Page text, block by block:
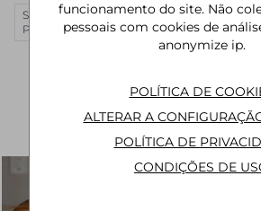
SÃO
PAULO
RIO DE
JANEIRO
CURITIBA MANAUS
funcionamento do site. Não
pessoais com cookies de
anonymize ip.
POLÍTICA DE
ALTERAR A
POLÍTICA DE
CONDIÇÕES DE